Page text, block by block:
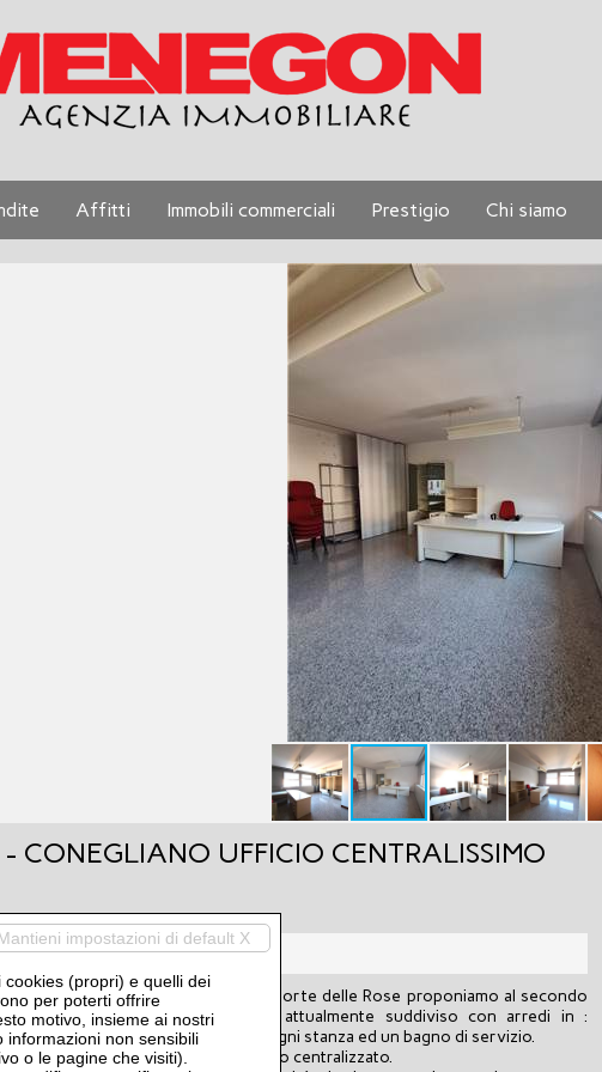
Affitti Immobili commerciali Prestigio Chi siamo
UFFICIO CENTRALISSIMO
ESCLUSIVA centralissimo in Corte delle Rose proponiamo al secondo
ufficio composto da unico vano attualmente suddiviso con arredi in :
postazione di rispettivi mq. 27per ogni stanza ed un bagno di servizio.
rimane in loco. Riscaldamento centralizzato.
impostazioni di default X
(propri) e quelli dei
per poterti offrire
motivo, insieme ai nostri
informazioni non sensibili
o le pagine che visiti).